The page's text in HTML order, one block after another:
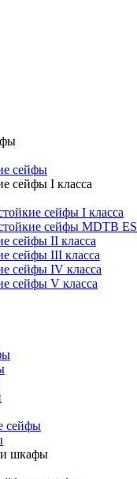
сейфы
сейфы I класса
сейфы I класса
сейфы MDTB ES
сейфы II класса
сейфы III класса
сейфы IV класса
сейфы V класса
сейфы
шкафы